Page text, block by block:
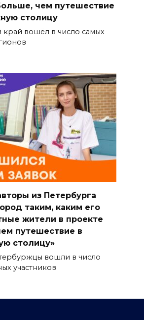
чем путешествие
столицу
вошёл в число самых
из Петербурга
таким, каким его
жители в проекте
путешествие в
столицу»
вошли в число
участников